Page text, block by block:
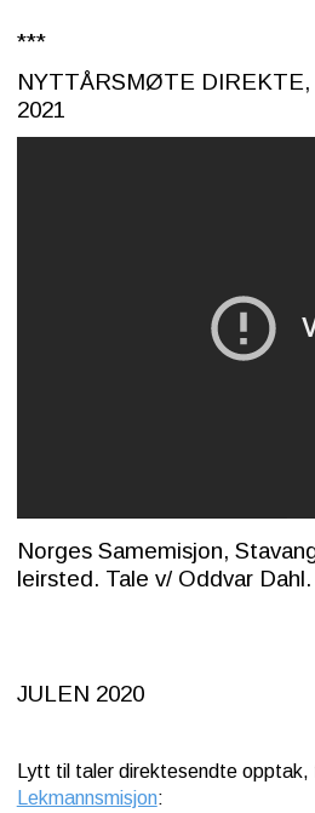
***
NYTTÅRSMØTE DIREKTE,
2021
Norges Samemisjon,
leirsted. Tale v/ Oddvar Dahl.
JULEN 2020
Lytt til taler direktesendte opptak,
Lekmannsmisjon: